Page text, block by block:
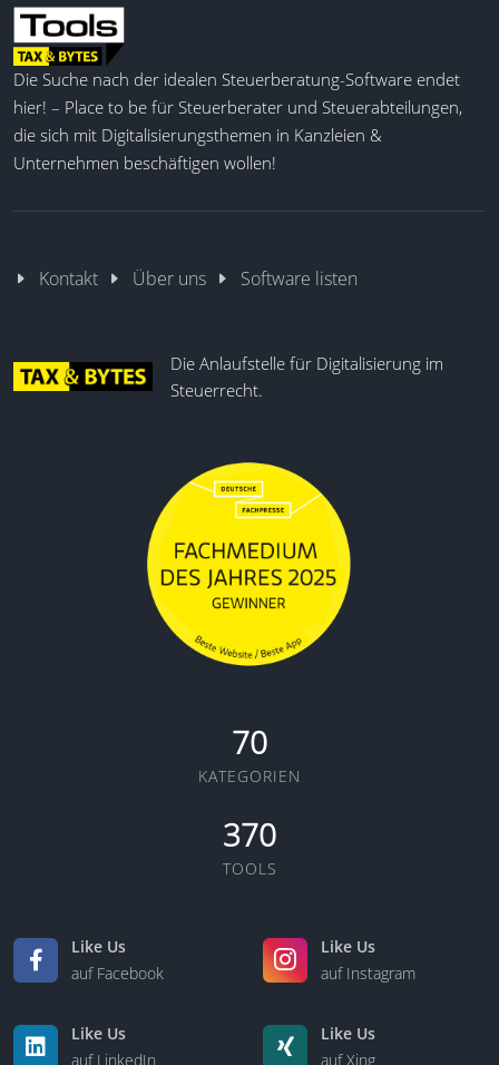
Die Suche nach der idealen Steuerberatung-Software endet
hier! – Place to be für Steuerberater und Steuerabteilungen,
die sich mit Digitalisierungsthemen in Kanzleien &
Unternehmen beschäftigen wollen!
Kontakt Über uns Software listen
Die Anlaufstelle für Digitalisierung im
Steuerrecht.
70
KATEGORIEN
370
TOOLS
Like Us
auf Facebook
Like Us
auf Instagram
Like Us
auf LinkedIn
Like Us
auf Xing